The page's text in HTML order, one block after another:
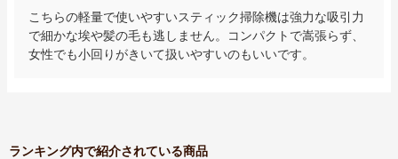
こちらの軽量で使いやすいスティック掃除機は強力な吸引力
で細かな埃や髪の毛も逃しません。コンパクトで嵩張らず、
女性でも小回りがきいて扱いやすいのもいいです。
ランキング内で紹介されている商品